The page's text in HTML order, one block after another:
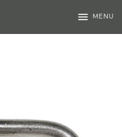
menu MENU